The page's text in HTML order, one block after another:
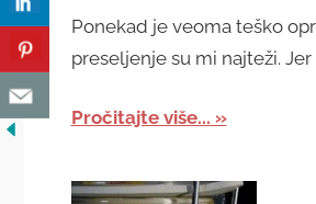
Ponekad je veoma teško
preseljenje su mi najteži.
Pročitajte više...